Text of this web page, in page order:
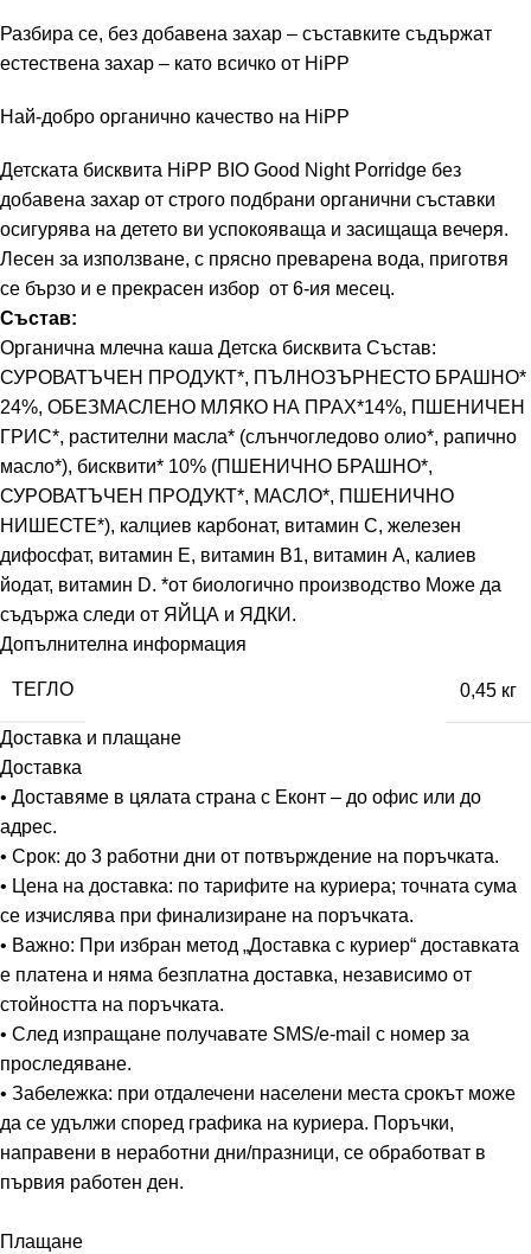
Разбира се, без добавена захар – съставките съдържат
естествена захар – като всичко от HiPP
Най-добро органично качество на HiPP
Детската бисквита HiPP BIO Good Night Porridge без
добавена захар от строго подбрани органични съставки
осигурява на детето ви успокояваща и засищаща вечеря.
Лесен за използване, с прясно преварена вода, приготвя
се бързо и е прекрасен избор от 6-ия месец.
Състав:
Органична млечна каша Детска бисквита Състав:
СУРОВАТЪЧЕН ПРОДУКТ*, ПЪЛНОЗЪРНЕСТО БРАШНО*
24%, ОБЕЗМАСЛЕНО МЛЯКО НА ПРАХ*14%, ПШЕНИЧЕН
ГРИС*, растителни масла* (слънчогледово олио*, рапично
масло*), бисквити* 10% (ПШЕНИЧНО БРАШНО*,
СУРОВАТЪЧЕН ПРОДУКТ*, МАСЛО*, ПШЕНИЧНО
НИШЕСТЕ*), калциев карбонат, витамин С, железен
дифосфат, витамин Е, витамин В1, витамин А, калиев
йодат, витамин D. *от биологично производство Може да
съдържа следи от ЯЙЦА и ЯДКИ.
Допълнителна информация
ТЕГЛО 0,45 кг
Доставка и плащане
Доставка
• Доставяме в цялата страна с Еконт – до офис или до
адрес.
• Срок: до 3 работни дни от потвърждение на поръчката.
• Цена на доставка: по тарифите на куриера; точната сума
се изчислява при финализиране на поръчката.
• Важно: При избран метод „Доставка с куриер“ доставката
е платена и няма безплатна доставка, независимо от
стойността на поръчката.
• След изпращане получавате SMS/e-mail с номер за
проследяване.
• Забележка: при отдалечени населени места срокът може
да се удължи според графика на куриера. Поръчки,
направени в неработни дни/празници, се обработват в
първия работен ден.
Плащане